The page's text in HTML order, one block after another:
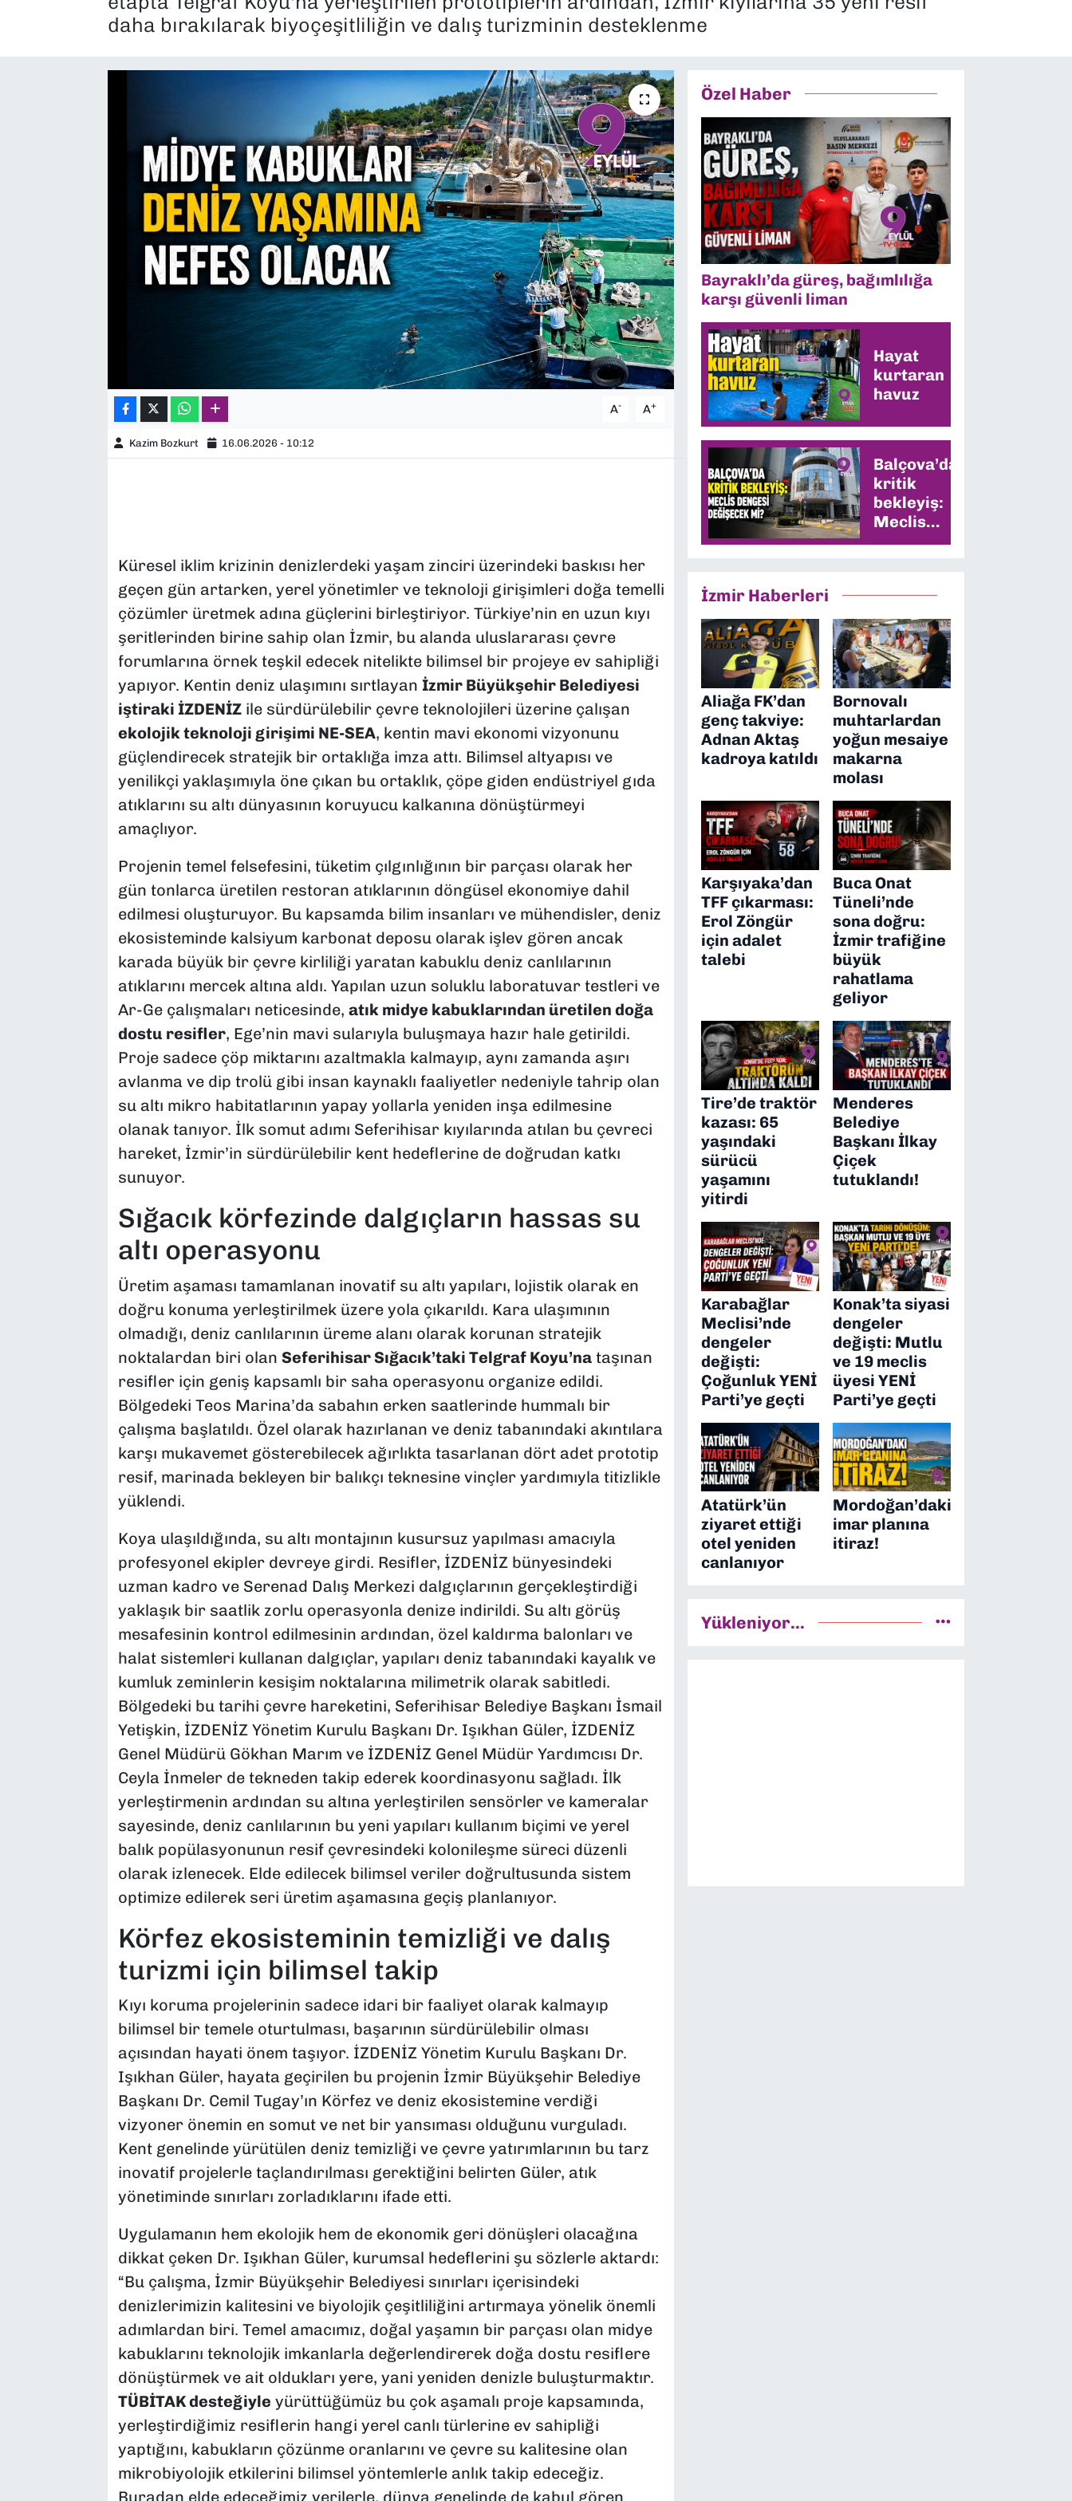
daha bırakılarak biyoçeşitliliğin ve dalış turizminin desteklenme
A- A+
Kazim Bozkurt 16.06.2026 - 10:12
Küresel iklim krizinin denizlerdeki yaşam zinciri üzerindeki baskısı her
geçen gün artarken, yerel yönetimler ve teknoloji girişimleri doğa temelli
çözümler üretmek adına güçlerini birleştiriyor. Türkiye’nin en uzun kıyı
şeritlerinden birine sahip olan İzmir, bu alanda uluslararası çevre
forumlarına örnek teşkil edecek nitelikte bilimsel bir projeye ev sahipliği
yapıyor. Kentin deniz ulaşımını sırtlayan İzmir Büyükşehir Belediyesi
iştiraki İZDENİZile sürdürülebilir çevre teknolojileri üzerine çalışan
ekolojik teknoloji girişimi NE-SEA, kentin mavi ekonomi vizyonunu
güçlendirecek stratejik bir ortaklığa imza attı. Bilimsel altyapısı ve
yenilikçi yaklaşımıyla öne çıkan bu ortaklık, çöpe giden endüstriyel gıda
atıklarını su altı dünyasının koruyucu kalkanına dönüştürmeyi
amaçlıyor.
Projenin temel felsefesini, tüketim çılgınlığının bir parçası olarak her
gün tonlarca üretilen restoran atıklarının döngüsel ekonomiye dahil
edilmesi oluşturuyor. Bu kapsamda bilim insanları ve mühendisler, deniz
ekosisteminde kalsiyum karbonat deposu olarak işlev gören ancak
karada büyük bir çevre kirliliği yaratan kabuklu deniz canlılarının
atıklarını mercek altına aldı. Yapılan uzun soluklu laboratuvar testleri ve
Ar-Ge çalışmaları neticesinde, atık midye kabuklarından üretilen doğa
dostu resifler, Ege’nin mavi sularıyla buluşmaya hazır hale getirildi.
Proje sadece çöp miktarını azaltmakla kalmayıp, aynı zamanda aşırı
avlanma ve dip trolü gibi insan kaynaklı faaliyetler nedeniyle tahrip olan
su altı mikro habitatlarının yapay yollarla yeniden inşa edilmesine
olanak tanıyor. İlk somut adımı Seferihisar kıyılarında atılan bu çevreci
hareket, İzmir’in sürdürülebilir kent hedeflerine de doğrudan katkı
sunuyor.
Sığacık körfezinde dalgıçların hassas su
altı operasyonu
Üretim aşaması tamamlanan inovatif su altı yapıları, lojistik olarak en
doğru konuma yerleştirilmek üzere yola çıkarıldı. Kara ulaşımının
olmadığı, deniz canlılarının üreme alanı olarak korunan stratejik
noktalardan biri olan Seferihisar Sığacık’taki Telgraf Koyu’nataşınan
resifler için geniş kapsamlı bir saha operasyonu organize edildi.
Bölgedeki Teos Marina’da sabahın erken saatlerinde hummalı bir
çalışma başlatıldı. Özel olarak hazırlanan ve deniz tabanındaki akıntılara
karşı mukavemet gösterebilecek ağırlıkta tasarlanan dört adet prototip
resif, marinada bekleyen bir balıkçı teknesine vinçler yardımıyla titizlikle
yüklendi.
Koya ulaşıldığında, su altı montajının kusursuz yapılması amacıyla
profesyonel ekipler devreye girdi. Resifler, İZDENİZ bünyesindeki
uzman kadro ve Serenad Dalış Merkezi dalgıçlarının gerçekleştirdiği
yaklaşık bir saatlik zorlu operasyonla denize indirildi. Su altı görüş
mesafesinin kontrol edilmesinin ardından, özel kaldırma balonları ve
halat sistemleri kullanan dalgıçlar, yapıları deniz tabanındaki kayalık ve
kumluk zeminlerin kesişim noktalarına milimetrik olarak sabitledi.
Bölgedeki bu tarihi çevre hareketini, Seferihisar Belediye Başkanı İsmail
Yetişkin, İZDENİZ Yönetim Kurulu Başkanı Dr. Işıkhan Güler, İZDENİZ
Genel Müdürü Gökhan Marım ve İZDENİZ Genel Müdür Yardımcısı Dr.
Ceyla İnmeler de tekneden takip ederek koordinasyonu sağladı. İlk
yerleştirmenin ardından su altına yerleştirilen sensörler ve kameralar
sayesinde, deniz canlılarının bu yeni yapıları kullanım biçimi ve yerel
balık popülasyonunun resif çevresindeki kolonileşme süreci düzenli
olarak izlenecek. Elde edilecek bilimsel veriler doğrultusunda sistem
optimize edilerek seri üretim aşamasına geçiş planlanıyor.
Körfez ekosisteminin temizliği ve dalış
turizmi için bilimsel takip
Kıyı koruma projelerinin sadece idari bir faaliyet olarak kalmayıp
bilimsel bir temele oturtulması, başarının sürdürülebilir olması
açısından hayati önem taşıyor. İZDENİZ Yönetim Kurulu Başkanı Dr.
Işıkhan Güler, hayata geçirilen bu projenin İzmir Büyükşehir Belediye
Başkanı Dr. Cemil Tugay’ın Körfez ve deniz ekosistemine verdiği
vizyoner önemin en somut ve net bir yansıması olduğunu vurguladı.
Kent genelinde yürütülen deniz temizliği ve çevre yatırımlarının bu tarz
inovatif projelerle taçlandırılması gerektiğini belirten Güler, atık
yönetiminde sınırları zorladıklarını ifade etti.
Uygulamanın hem ekolojik hem de ekonomik geri dönüşleri olacağına
dikkat çeken Dr. Işıkhan Güler, kurumsal hedeflerini şu sözlerle aktardı:
“Bu çalışma, İzmir Büyükşehir Belediyesi sınırları içerisindeki
denizlerimizin kalitesini ve biyolojik çeşitliliğini artırmaya yönelik önemli
adımlardan biri. Temel amacımız, doğal yaşamın bir parçası olan midye
kabuklarını teknolojik imkanlarla değerlendirerek doğa dostu resiflere
dönüştürmek ve ait oldukları yere, yani yeniden denizle buluşturmaktır.
TÜBİTAK desteğiyle yürüttüğümüz bu çok aşamalı proje kapsamında,
yerleştirdiğimiz resiflerin hangi yerel canlı türlerine ev sahipliği
yaptığını, kabukların çözünme oranlarını ve çevre su kalitesine olan
mikrobiyolojik etkilerini bilimsel yöntemlerle anlık takip edeceğiz.
Özel Haber
Bayraklı’da güreş, bağımlılığa
karşı güvenli liman
Hayat
kurtaran
havuz
Balçova’da
kritik
bekleyiş:
Meclis
dengesi
İzmir Haberleri
Aliağa FK’dan
genç takviye:
Adnan Aktaş
kadroya katıldı
Bornovalı
muhtarlardan
yoğun mesaiye
makarna
molası
Karşıyaka’dan
TFF çıkarması:
Erol Zöngür
için adalet
talebi
Buca Onat
Tüneli’nde
sona doğru:
İzmir trafiğine
büyük
rahatlama
geliyor
Tire’de traktör
kazası: 65
yaşındaki
sürücü
yaşamını
yitirdi
Menderes
Belediye
Başkanı İlkay
Çiçek
tutuklandı!
Karabağlar
Meclisi’nde
dengeler
değişti:
Çoğunluk YENİ
Parti’ye geçti
Konak’ta siyasi
dengeler
değişti: Mutlu
ve 19 meclis
üyesi YENİ
Parti’ye geçti
Atatürk’ün
ziyaret ettiği
otel yeniden
canlanıyor
Mordoğan’daki
imar planına
itiraz!
Yükleniyor...
YEREL YÖNETİMLER